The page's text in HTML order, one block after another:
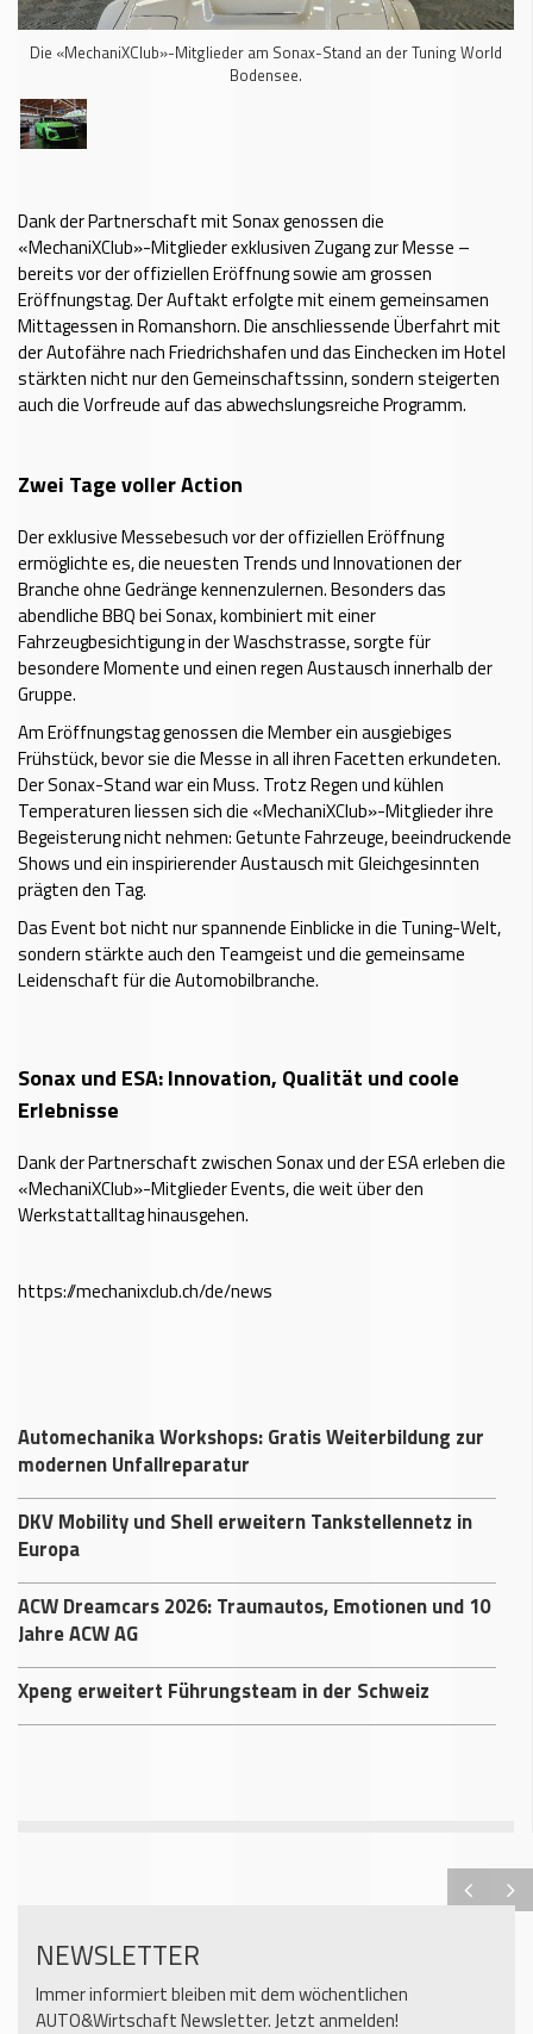
Die «MechaniXClub»-Mitglieder am Sonax-Stand an der Tuning World
Bodensee.
Dank der Partnerschaft mit Sonax genossen die
«MechaniXClub»-Mitglieder exklusiven Zugang zur Messe –
bereits vor der offiziellen Eröffnung sowie am grossen
Eröffnungstag. Der Auftakt erfolgte mit einem gemeinsamen
Mittagessen in Romanshorn. Die anschliessende Überfahrt mit
der Autofähre nach Friedrichshafen und das Einchecken im Hotel
stärkten nicht nur den Gemeinschaftssinn, sondern steigerten
auch die Vorfreude auf das abwechslungsreiche Programm.
Zwei Tage voller Action
Der exklusive Messebesuch vor der offiziellen Eröffnung
ermöglichte es, die neuesten Trends und Innovationen der
Branche ohne Gedränge kennenzulernen. Besonders das
abendliche BBQ bei Sonax, kombiniert mit einer
Fahrzeugbesichtigung in der Waschstrasse, sorgte für
besondere Momente und einen regen Austausch innerhalb der
Gruppe.
Am Eröffnungstag genossen die Member ein ausgiebiges
Frühstück, bevor sie die Messe in all ihren Facetten erkundeten.
Der Sonax-Stand war ein Muss. Trotz Regen und kühlen
Temperaturen liessen sich die «MechaniXClub»-Mitglieder ihre
Begeisterung nicht nehmen: Getunte Fahrzeuge, beeindruckende
Shows und ein inspirierender Austausch mit Gleichgesinnten
prägten den Tag.
Das Event bot nicht nur spannende Einblicke in die Tuning-Welt,
sondern stärkte auch den Teamgeist und die gemeinsame
Leidenschaft für die Automobilbranche.
Sonax und ESA: Innovation, Qualität und coole
Erlebnisse
Dank der Partnerschaft zwischen Sonax und der ESA erleben die
«MechaniXClub»-Mitglieder Events, die weit über den
Werkstattalltag hinausgehen.
https://mechanixclub.ch/de/news
Automechanika Workshops: Gratis Weiterbildung zur
modernen Unfallreparatur
DKV Mobility und Shell erweitern Tankstellennetz in
Europa
ACW Dreamcars 2026: Traumautos, Emotionen und 10
Jahre ACW AG
Xpeng erweitert Führungsteam in der Schweiz
NEWSLETTER
Immer informiert bleiben mit dem wöchentlichen
AUTO&Wirtschaft Newsletter. Jetzt anmelden!